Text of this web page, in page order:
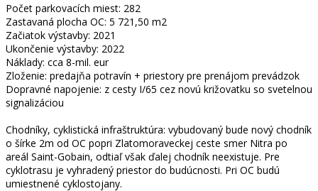
Počet parkovacích miest: 282
Zastavaná plocha OC: 5 721,50 m2
Začiatok výstavby: 2021
Ukončenie výstavby: 2022
Náklady: cca 8-mil. eur
Zloženie: predajňa potravín + priestory pre prenájom prevádzok
Dopravné napojenie: z cesty I/65 cez novú križovatku so svetelnou
signalizáciou
Chodníky, cyklistická infraštruktúra: vybudovaný bude nový chodník
o šírke 2m od OC popri Zlatomoraveckej ceste smer Nitra po
areál Saint-Gobain, odtiaľ však ďalej chodník neexistuje. Pre
cyklotrasu je vyhradený priestor do budúcnosti. Pri OC budú
umiestnené cyklostojany.